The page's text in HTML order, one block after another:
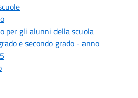
per gli alunni della scuola
e secondo grado - anno